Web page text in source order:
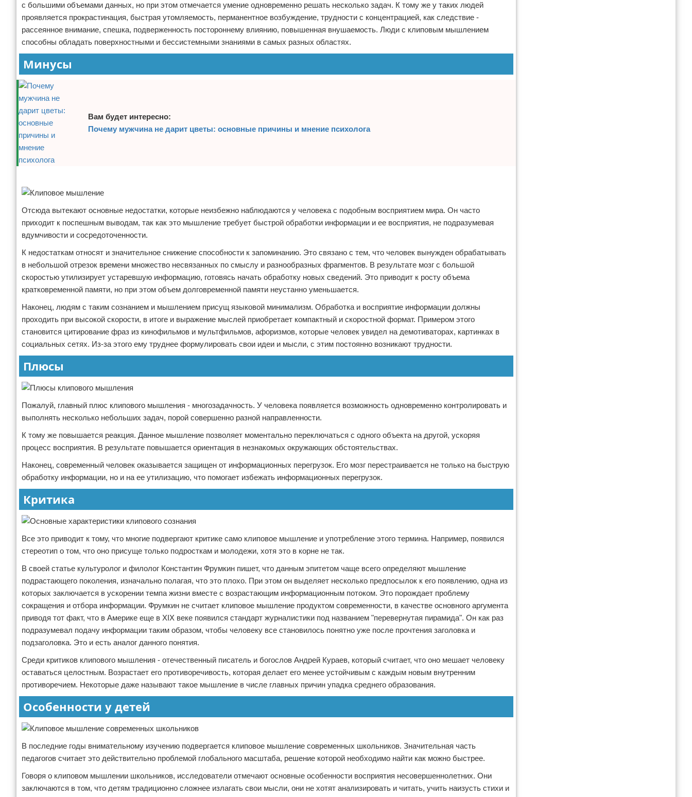
с большими объемами данных, но при этом отмечается умение одновременно решать несколько задач. К тому же у таких людей
проявляется прокрастинация, быстрая утомляемость, перманентное возбуждение, трудности с концентрацией, как следствие -
рассеянное внимание, спешка, подверженность постороннему влиянию, повышенная внушаемость. Люди с клиповым мышлением
способны обладать поверхностными и бессистемными знаниями в самых разных областях.
Минусы
Вам будет интересно:
Почему мужчина не дарит цветы: основные причины и мнение психолога
Отсюда вытекают основные недостатки, которые неизбежно наблюдаются у человека с подобным восприятием мира. Он часто
приходит к поспешным выводам, так как это мышление требует быстрой обработки информации и ее восприятия, не подразумевая
вдумчивости и сосредоточенности.
К недостаткам относят и значительное снижение способности к запоминанию. Это связано с тем, что человек вынужден обрабатывать
в небольшой отрезок времени множество несвязанных по смыслу и разнообразных фрагментов. В результате мозг с большой
скоростью утилизирует устаревшую информацию, готовясь начать обработку новых сведений. Это приводит к росту объема
кратковременной памяти, но при этом объем долговременной памяти неустанно уменьшается.
Наконец, людям с таким сознанием и мышлением присущ языковой минимализм. Обработка и восприятие информации должны
проходить при высокой скорости, в итоге и выражение мыслей приобретает компактный и скоростной формат. Примером этого
становится цитирование фраз из кинофильмов и мультфильмов, афоризмов, которые человек увидел на демотиваторах, картинках в
социальных сетях. Из-за этого ему труднее формулировать свои идеи и мысли, с этим постоянно возникают трудности.
Плюсы
Пожалуй, главный плюс клипового мышления - многозадачность. У человека появляется возможность одновременно контролировать и
выполнять несколько небольших задач, порой совершенно разной направленности.
К тому же повышается реакция. Данное мышление позволяет моментально переключаться с одного объекта на другой, ускоряя
процесс восприятия. В результате повышается ориентация в незнакомых окружающих обстоятельствах.
Наконец, современный человек оказывается защищен от информационных перегрузок. Его мозг перестраивается не только на быструю
обработку информации, но и на ее утилизацию, что помогает избежать информационных перегрузок.
Критика
Все это приводит к тому, что многие подвергают критике само клиповое мышление и употребление этого термина. Например, появился
стереотип о том, что оно присуще только подросткам и молодежи, хотя это в корне не так.
В своей статье культуролог и филолог Константин Фрумкин пишет, что данным эпитетом чаще всего определяют мышление
подрастающего поколения, изначально полагая, что это плохо. При этом он выделяет несколько предпосылок к его появлению, одна из
которых заключается в ускорении темпа жизни вместе с возрастающим информационным потоком. Это порождает проблему
сокращения и отбора информации. Фрумкин не считает клиповое мышление продуктом современности, в качестве основного аргумента
приводя тот факт, что в Америке еще в XIX веке появился стандарт журналистики под названием "перевернутая пирамида". Он как раз
подразумевал подачу информации таким образом, чтобы человеку все становилось понятно уже после прочтения заголовка и
подзаголовка. Это и есть аналог данного понятия.
Среди критиков клипового мышления - отечественный писатель и богослов Андрей Кураев, который считает, что оно мешает человеку
оставаться целостным. Возрастает его противоречивость, которая делает его менее устойчивым с каждым новым внутренним
противоречием. Некоторые даже называют такое мышление в числе главных причин упадка среднего образования.
Особенности у детей
В последние годы внимательному изучению подвергается клиповое мышление современных школьников. Значительная часть
педагогов считает это действительно проблемой глобального масштаба, решение которой необходимо найти как можно быстрее.
Говоря о клиповом мышлении школьников, исследователи отмечают основные особенности восприятия несовершеннолетних. Они
заключаются в том, что детям традиционно сложнее излагать свои мысли, они не хотят анализировать и читать, учить наизусть стихи и